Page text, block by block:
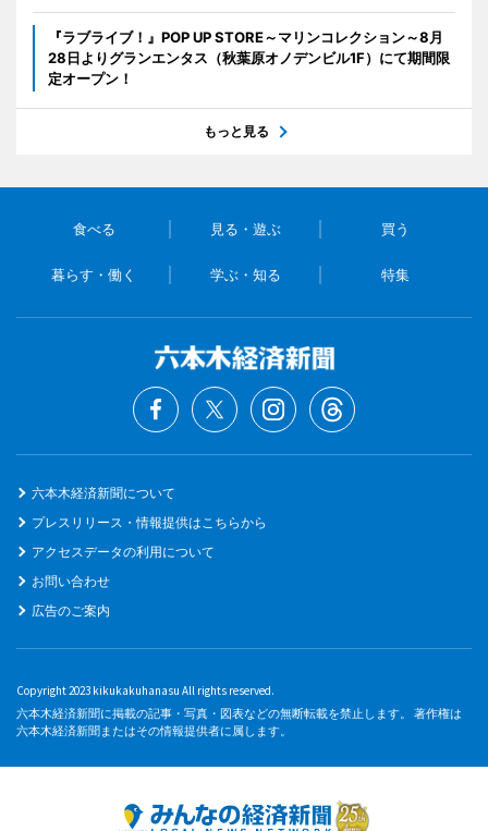
『ラブライブ！』POP UP STORE～マリンコレクション～8月
28日よりグランエンタス（秋葉原オノデンビル1F）にて期間限
定オープン！
もっと見る
食べる 見る・遊ぶ 買う
暮らす・働く 学ぶ・知る 特集
六本木経済新聞について
プレスリリース・情報提供はこちらから
アクセスデータの利用について
お問い合わせ
広告のご案内
Copyright 2023 kikukakuhanasu All rights reserved.
六本木経済新聞に掲載の記事・写真・図表などの無断転載を禁止します。 著作権は
六本木経済新聞またはその情報提供者に属します。